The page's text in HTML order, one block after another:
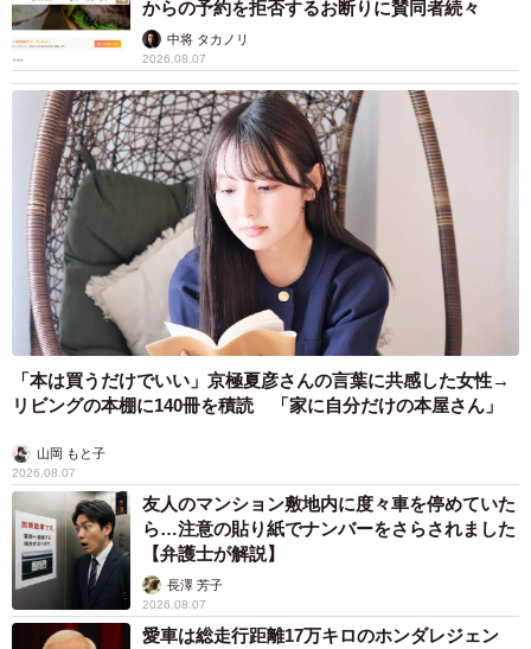
からの予約を拒否するお断りに賛同者続々
中将 タカノリ
2026.08.07
「本は買うだけでいい」京極夏彦さんの言葉に共感した女性→
リビングの本棚に140冊を積読 「家に自分だけの本屋さん」
山岡 もと子
2026.08.07
友人のマンション敷地内に度々車を停めていた
ら…注意の貼り紙でナンバーをさらされました
【弁護士が解説】
長澤 芳子
2026.08.07
愛車は総走行距離17万キロのホンダレジェン